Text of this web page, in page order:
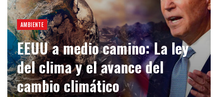
AMBIENTE
EEUU a medio camino: La ley
del clima y el avance del
cambio climático